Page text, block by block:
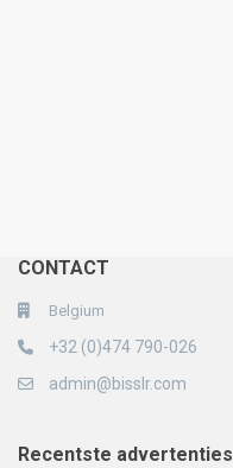
CONTACT
Belgium
+32 (0)474 790-026
admin@bisslr.com
Recentste advertenties